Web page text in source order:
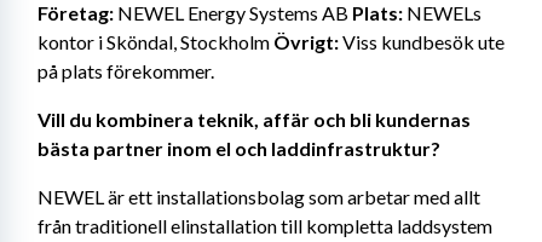
Företag: NEWEL Energy Systems AB Plats: NEWELs
kontor i Sköndal, Stockholm Övrigt: Viss kundbesök ute
på plats förekommer.
Vill du kombinera teknik, affär och bli kundernas
bästa partner inom el och laddinfrastruktur?
NEWEL är ett installationsbolag som arbetar med allt
från traditionell elinstallation till kompletta laddsystem